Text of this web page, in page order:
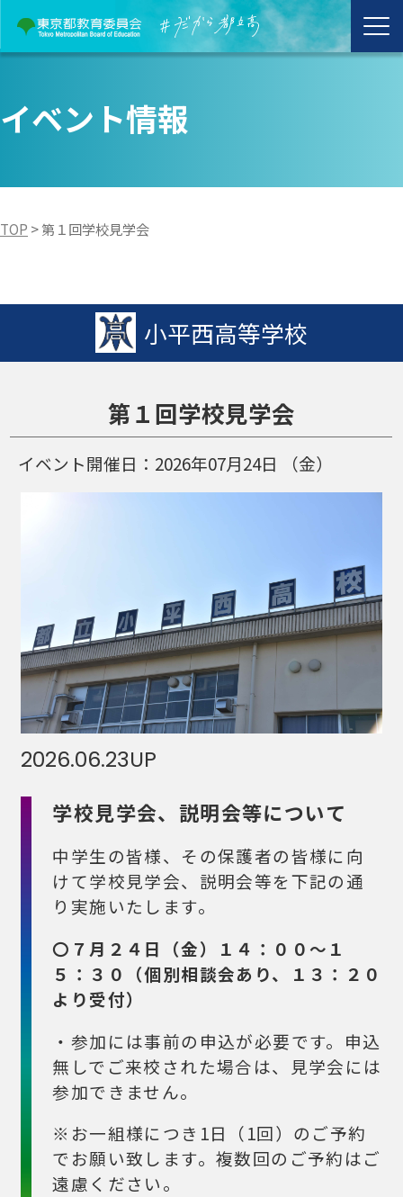
イベント情報
TOP >第１回学校見学会
小平西高等学校
第１回学校見学会
イベント開催日： 2026年07月24日 （金）
2026.06.23UP
学校見学会、説明会等について
中学生の皆様、その保護者の皆様に向
けて学校見学会、説明会等を下記の通
り実施いたします。
〇７月２４日（金）１４：００～１
５：３０（個別相談会あり、１３：２０
より受付）
・参加には事前の申込が必要です。申込
無しでご来校された場合は、見学会には
参加できません。
※お一組様につき1日（1回）のご予約
でお願い致します。複数回のご予約はご
遠慮ください。